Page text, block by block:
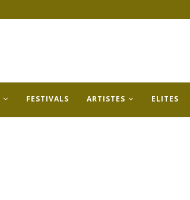
FESTIVALS ARTISTES ELITES